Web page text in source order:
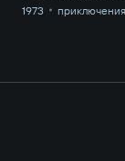
1973 приключе­ния